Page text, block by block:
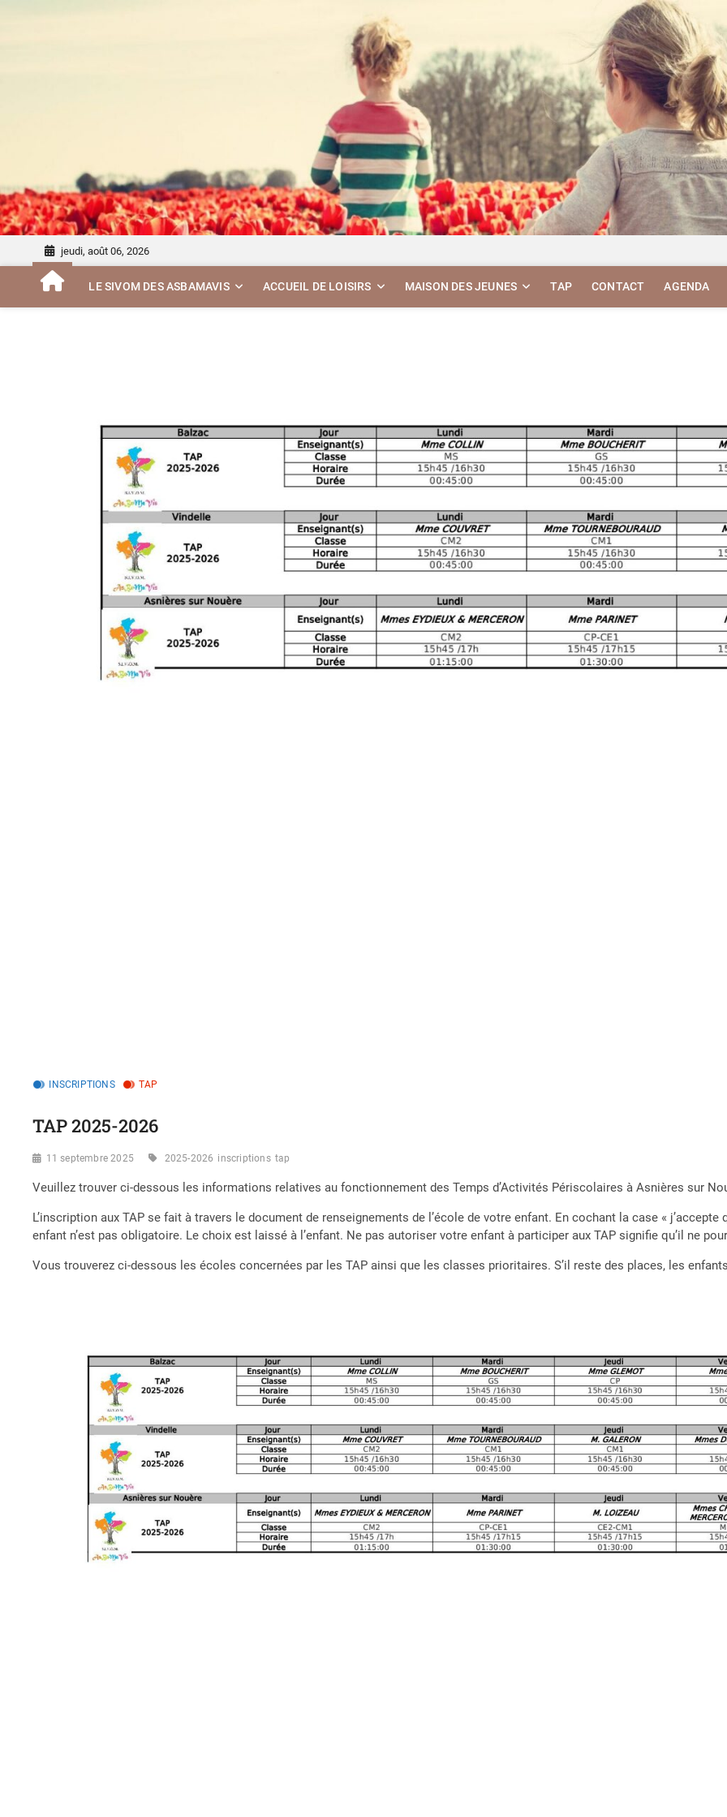
jeudi, août 06, 2026
LE SIVOM DES ASBAMAVIS ACCUEIL DE LOISIRS MAISON DES JEUNES TAP CONTACT AGENDA
INSCRIPTIONS TAP
TAP 2025-2026
11 septembre 2025 2025-2026 inscriptions tap
Veuillez trouver ci-dessous les informations relatives au fonctionnement des Temps d’Activités Périscolaires à Asnières sur
L’inscription aux TAP se fait à travers le document de renseignements de l’école de votre enfant. En cochant la case «
enfant n’est pas obligatoire. Le choix est laissé à l’enfant. Ne pas autoriser votre enfant à participer aux TAP signifie qu’il ne
Vous trouverez ci-dessous les écoles concernées par les TAP ainsi que les classes prioritaires. S’il reste des places, les